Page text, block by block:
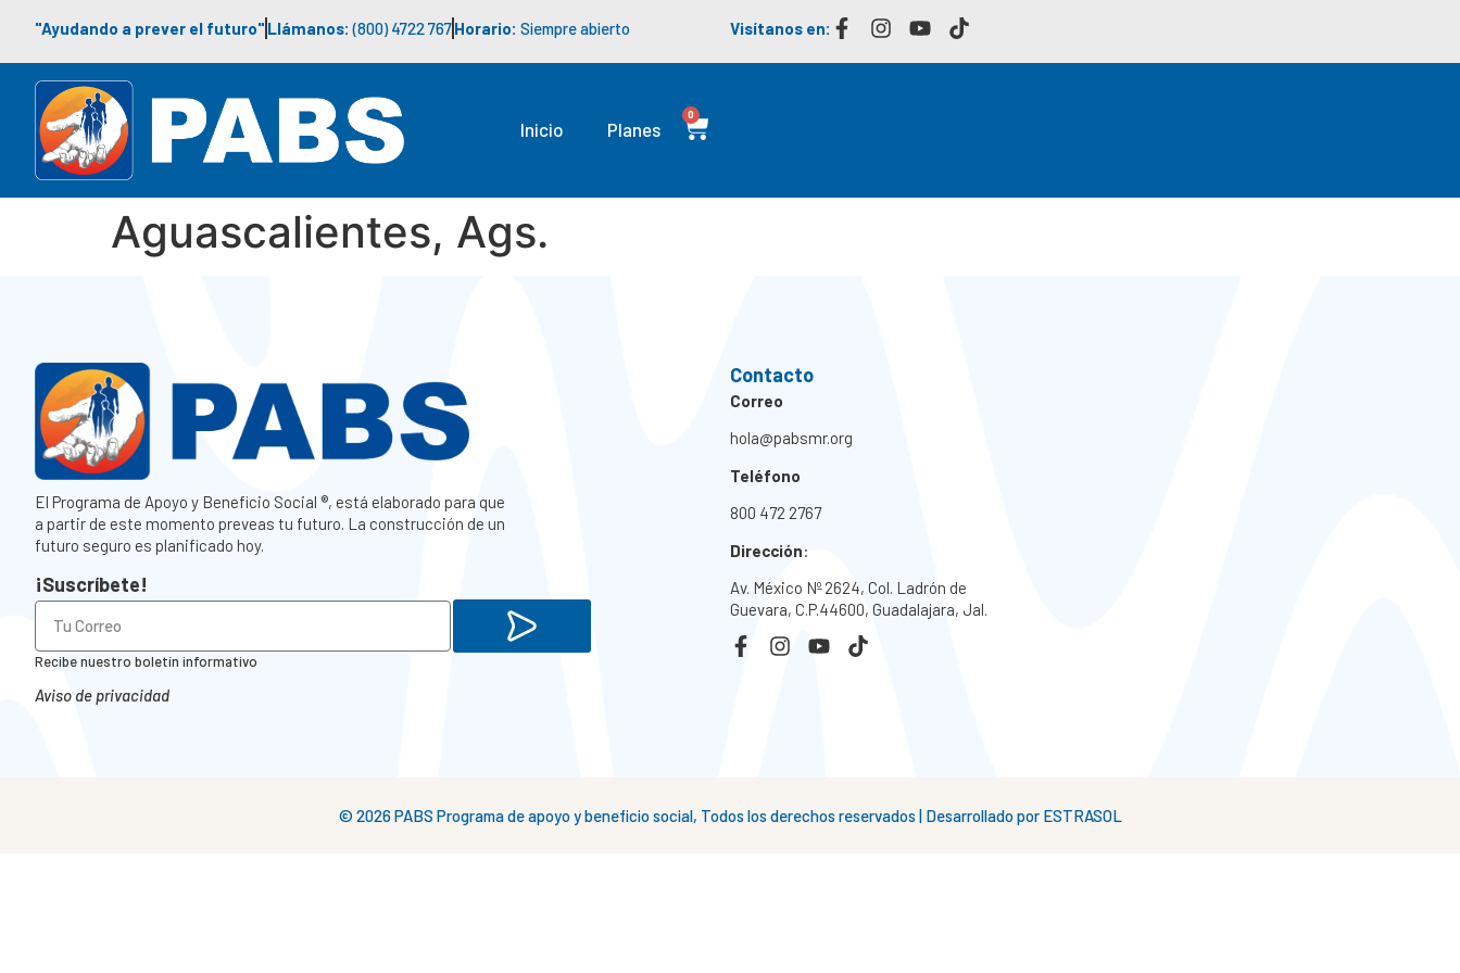
"Ayudando a prever el futuro" Llámanos: (800) 4722 767Horario: Siempre abierto Visítanos en:
Inicio Planes
0
Aguascalientes, Ags.
El Programa de Apoyo y Beneficio Social ®, está elaborado para que
a partir de este momento preveas tu futuro. La construcción de un
futuro seguro es planificado hoy.
¡Suscríbete!
Recibe nuestro boletín informativo
Aviso de privacidad
Contacto
Correo
hola@pabsmr.org
Teléfono
800 472 2767
Dirección:
Av. México Nº 2624, Col. Ladrón de
Guevara, C.P.44600, Guadalajara, Jal.
© 2026 PABS Programa de apoyo y beneficio social, Todos los derechos reservados | Desarrollado por ESTRASOL